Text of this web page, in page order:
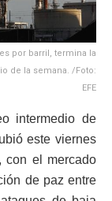
por barril, termina la
de la semana. /Foto:
EFE
intermedio de
este viernes
con el mercado
de paz entre